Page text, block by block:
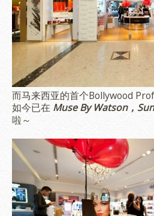
而马来西亚的首个Bollywood
如今已在 Muse By Watson，
啦～